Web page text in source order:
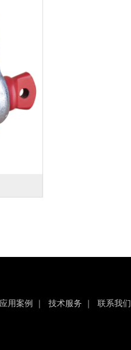
应用案例 ｜ 技术服务 ｜ 联系我们